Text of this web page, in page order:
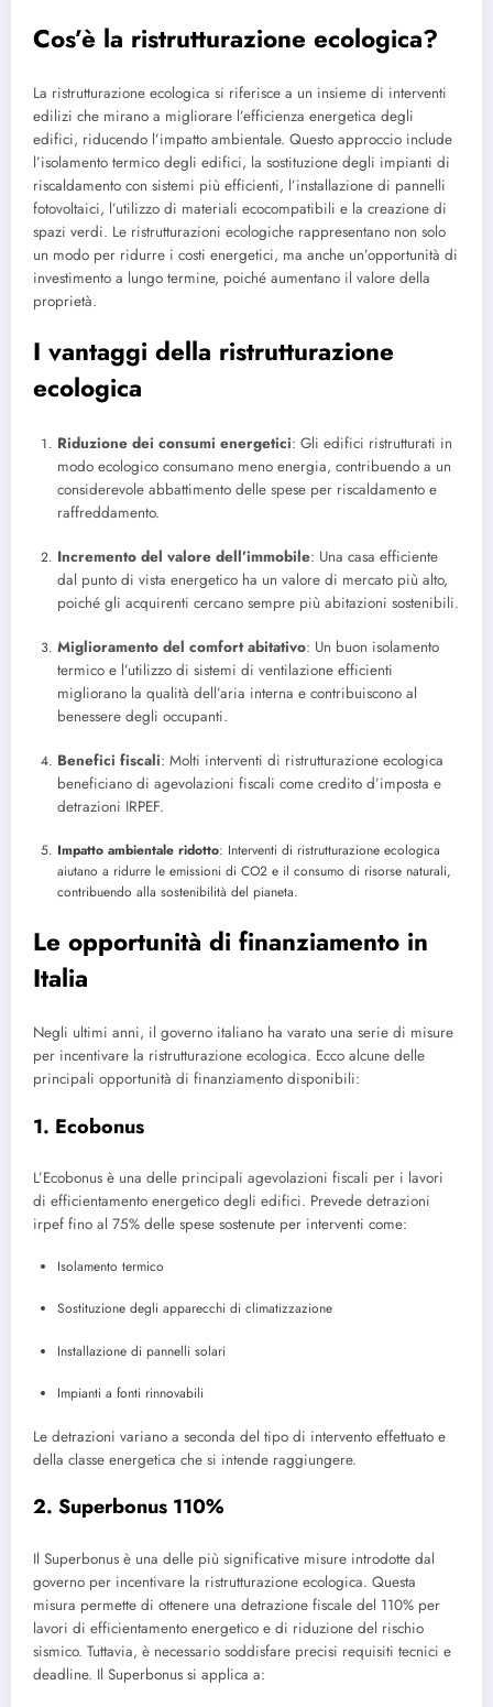
Cos’è la ristrutturazione ecologica?
La ristrutturazione ecologica si riferisce a un insieme di interventi
edilizi che mirano a migliorare l’efficienza energetica degli
edifici, riducendo l’impatto ambientale. Questo approccio include
l’isolamento termico degli edifici, la sostituzione degli impianti di
riscaldamento con sistemi più efficienti, l’installazione di pannelli
fotovoltaici, l’utilizzo di materiali ecocompatibili e la creazione di
spazi verdi. Le ristrutturazioni ecologiche rappresentano non solo
un modo per ridurre i costi energetici, ma anche un’opportunità di
investimento a lungo termine, poiché aumentano il valore della
proprietà.
I vantaggi della ristrutturazione
ecologica
Riduzione dei consumi energetici: Gli edifici ristrutturati in
modo ecologico consumano meno energia, contribuendo a un
considerevole abbattimento delle spese per riscaldamento e
raffreddamento.
Incremento del valore dell’immobile: Una casa efficiente
dal punto di vista energetico ha un valore di mercato più alto,
poiché gli acquirenti cercano sempre più abitazioni sostenibili.
Miglioramento del comfort abitativo: Un buon isolamento
termico e l’utilizzo di sistemi di ventilazione efficienti
migliorano la qualità dell’aria interna e contribuiscono al
benessere degli occupanti.
Benefici fiscali: Molti interventi di ristrutturazione ecologica
beneficiano di agevolazioni fiscali come credito d’imposta e
detrazioni IRPEF.
Impatto ambientale ridotto: Interventi di ristrutturazione ecologica
aiutano a ridurre le emissioni di CO2 e il consumo di risorse naturali,
contribuendo alla sostenibilità del pianeta.
Le opportunità di finanziamento in
Italia
Negli ultimi anni, il governo italiano ha varato una serie di misure
per incentivare la ristrutturazione ecologica. Ecco alcune delle
principali opportunità di finanziamento disponibili:
1. Ecobonus
L’Ecobonus è una delle principali agevolazioni fiscali per i lavori
di efficientamento energetico degli edifici. Prevede detrazioni
irpef fino al 75% delle spese sostenute per interventi come:
Isolamento termico
Sostituzione degli apparecchi di climatizzazione
Installazione di pannelli solari
Impianti a fonti rinnovabili
Le detrazioni variano a seconda del tipo di intervento effettuato e
della classe energetica che si intende raggiungere.
2. Superbonus 110%
Il Superbonus è una delle più significative misure introdotte dal
governo per incentivare la ristrutturazione ecologica. Questa
misura permette di ottenere una detrazione fiscale del 110% per
lavori di efficientamento energetico e di riduzione del rischio
sismico. Tuttavia, è necessario soddisfare precisi requisiti tecnici e
deadline. Il Superbonus si applica a: